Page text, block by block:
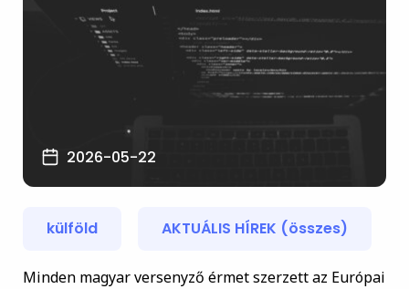
2026-05-22
külföld AKTUÁLIS HÍREK (összes)
Minden magyar versenyző érmet szerzett az Európai